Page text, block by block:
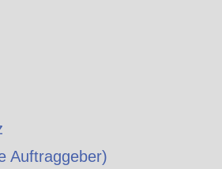
Auftraggeber)